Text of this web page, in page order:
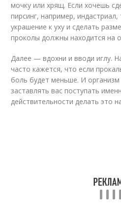
мочку или хрящ. Если хочешь
пирсинг, например,
украшение к уху и сделать
проколы должны находится на
Далее — вдохни и вводи иглу.
часто кажется, что если
боль будет меньше. И
заставлять вас поступать
действительности делать это